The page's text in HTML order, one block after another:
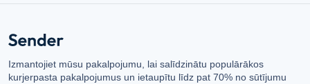
Izmantojiet mūsu pakalpojumu, lai salīdzinātu populārākos
kurjerpasta pakalpojumus un ietaupītu līdz pat 70% no sūtījumu